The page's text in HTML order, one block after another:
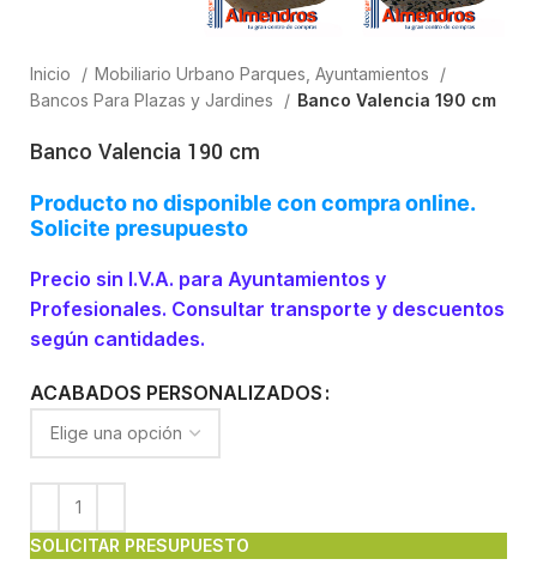
Inicio
Mobiliario Urbano Parques, Ayuntamientos
Bancos Para Plazas y Jardines
Banco Valencia 190 cm
Banco Valencia 190 cm
Producto no disponible con compra online.
Solicite presupuesto
Precio sin I.V.A. para Ayuntamientos y
Profesionales. Consultar transporte y descuentos
según cantidades.
ACABADOS PERSONALIZADOS
SOLICITAR PRESUPUESTO